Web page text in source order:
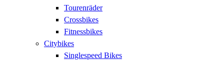
Tourenräder
Crossbikes
Fitnessbikes
Citybikes
Singlespeed Bikes